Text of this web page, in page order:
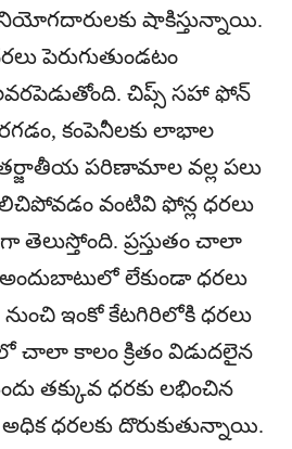
షాకిస్తున్నాయి.
పెరుగుతుండటం
చిప్స్‌ సహా ఫోన్
కంపెనీలకు లాభాల
పరిణామాల వల్ల పలు
వంటివి ఫోన్ల ధరలు
ప్రస్తుతం చాలా
లేకుండా ధరలు
ఇంకో కేటగిరిలోకి ధరలు
కాలం క్రితం విడుదలైన
తక్కువ ధరకు లభించిన
అధిక ధరలకు దొరుకుతున్నాయి.